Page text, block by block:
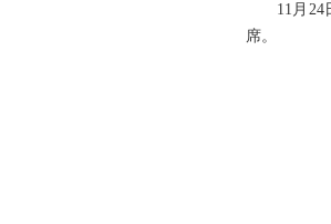
11月
席。